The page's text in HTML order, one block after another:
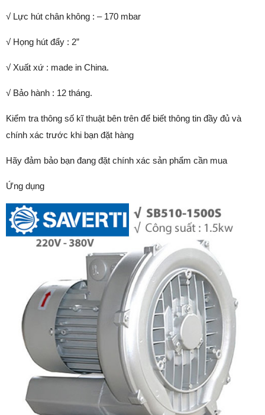
√ Lực hút chân không : – 170 mbar
√ Họng hút đẩy : 2”
√ Xuất xứ : made in China.
√ Bảo hành : 12 tháng.
Kiểm tra thông số kĩ thuật bên trên để biết thông tin đầy đủ và
chính xác trước khi bạn đặt hàng
Hãy đảm bảo bạn đang đặt chính xác sản phẩm cần mua
Ứng dụng